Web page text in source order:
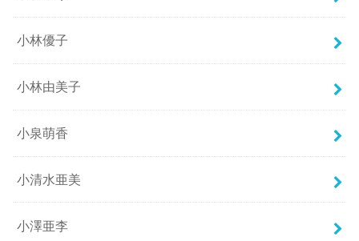
小林優子
小林由美子
小泉萌香
小清水亜美
小澤亜李